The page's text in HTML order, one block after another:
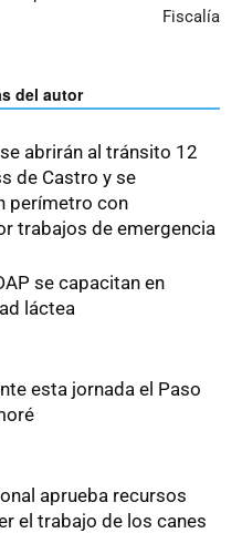
Fiscalía
del autor
abrirán al tránsito 12
de Castro y se
perímetro con
trabajos de emergencia
se capacitan en
láctea
esta jornada el Paso
aprueba recursos
el trabajo de los canes